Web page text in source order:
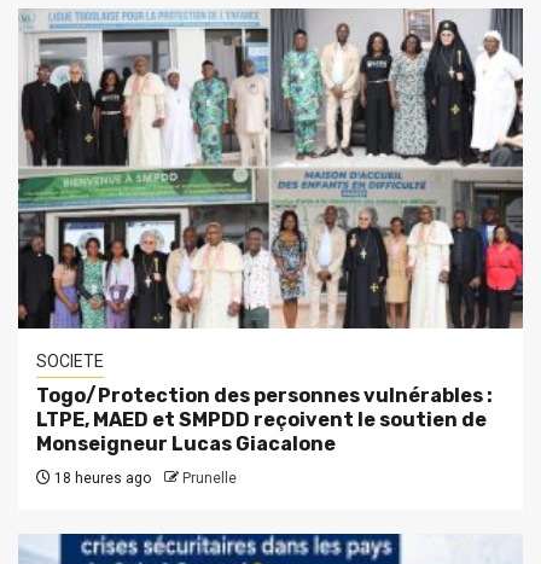
SOCIETE
Togo/Protection des personnes vulnérables :
LTPE, MAED et SMPDD reçoivent le soutien de
Monseigneur Lucas Giacalone
18 heures ago Prunelle